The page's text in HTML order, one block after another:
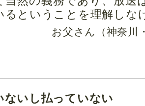
るということを理解しな
お父さん（神奈川
ないし払っていない